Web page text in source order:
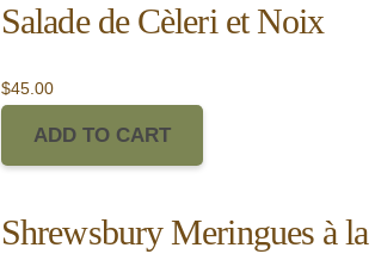
Salade de Cèleri et Noix
$45.00
ADD TO CART
Shrewsbury Meringues à